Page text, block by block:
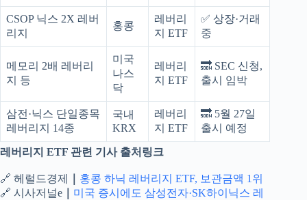
CSOP 닉스 2X 레버
리지
홍콩
레버리
지 ETF
✅ 상장·거래
중
메모리 2배 레버리
지 등
미국
나스
닥
레버리
지 ETF
🔜 SEC 신청,
출시 임박
삼전·닉스 단일종목
레버리지 14종
국내
KRX
레버리
지 ETF
🔜 5월 27일
출시 예정
레버리지 ETF 관련 기사 출처링크
🔗 헤럴드경제
홍콩 하닉 레버리지 ETF, 보관금액 1위
🔗 시사저널e
미국 증시에도 삼성전자·SK하이닉스 레